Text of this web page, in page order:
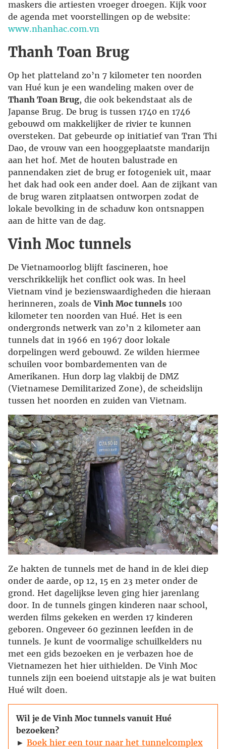
maskers die artiesten vroeger droegen. Kijk voor
de agenda met voorstellingen op de website:
www.nhanhac.com.vn
Thanh Toan Brug
Op het platteland zo’n 7 kilometer ten noorden
van Hué kun je een wandeling maken over de
Thanh Toan Brug, die ook bekendstaat als de
Japanse Brug. De brug is tussen 1740 en 1746
gebouwd om makkelijker de rivier te kunnen
oversteken. Dat gebeurde op initiatief van Tran Thi
Dao, de vrouw van een hooggeplaatste mandarijn
aan het hof. Met de houten balustrade en
pannendaken ziet de brug er fotogeniek uit, maar
het dak had ook een ander doel. Aan de zijkant van
de brug waren zitplaatsen ontworpen zodat de
lokale bevolking in de schaduw kon ontsnappen
aan de hitte van de dag.
Vinh Moc tunnels
De Vietnamoorlog blijft fascineren, hoe
verschrikkelijk het conflict ook was. In heel
Vietnam vind je bezienswaardigheden die hieraan
herinneren, zoals deVinh Moc tunnels 100
kilometer ten noorden van Hué. Het is een
ondergronds netwerk van zo’n 2 kilometer aan
tunnels dat in 1966 en 1967 door lokale
dorpelingen werd gebouwd. Ze wilden hiermee
schuilen voor bombardementen van de
Amerikanen. Hun dorp lag vlakbij de DMZ
(Vietnamese Demilitarized Zone), de scheidslijn
tussen het noorden en zuiden van Vietnam.
Ze hakten de tunnels met de hand in de klei diep
onder de aarde, op 12, 15 en 23 meter onder de
grond. Het dagelijkse leven ging hier jarenlang
door. In de tunnels gingen kinderen naar school,
werden films gekeken en werden 17 kinderen
geboren. Ongeveer 60 gezinnen leefden in de
tunnels. Je kunt de voormalige schuilkelders nu
met een gids bezoeken en je verbazen hoe de
Vietnamezen het hier uithielden. De Vinh Moc
tunnels zijn een boeiend uitstapje als je wat buiten
Hué wilt doen.
Wil je de Vinh Moc tunnels vanuit Hué
bezoeken?
► Boek hier een tour naar het tunnelcomplex